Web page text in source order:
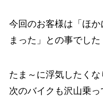
今回のお客様は「ほ
まった」との事でした
たま～に浮気したく
次のバイクも沢山乗